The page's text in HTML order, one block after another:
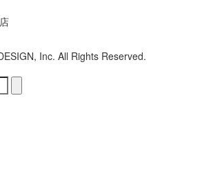
Inc. All Rights Reserved.